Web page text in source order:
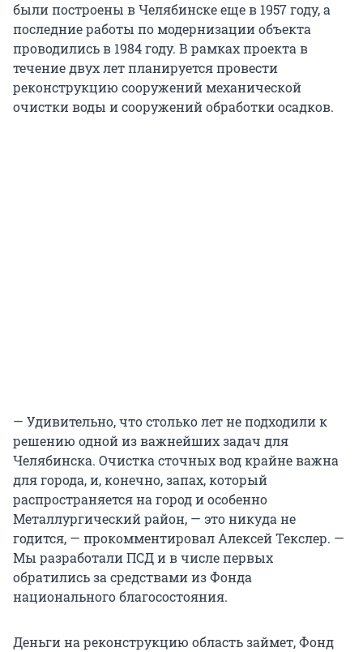
были построены в Челябинске еще в 1957 году, а
последние работы по модернизации объекта
проводились в 1984 году. В рамках проекта в
течение двух лет планируется провести
реконструкцию сооружений механической
очистки воды и сооружений обработки осадков.
— Удивительно, что столько лет не подходили к
решению одной из важнейших задач для
Челябинска. Очистка сточных вод крайне важна
для города, и, конечно, запах, который
распространяется на город и особенно
Металлургический район, — это никуда не
годится, — прокомментировал Алексей Текслер. —
Мы разработали ПСД и в числе первых
обратились за средствами из Фонда
национального благосостояния.
Деньги на реконструкцию область займет, Фонд